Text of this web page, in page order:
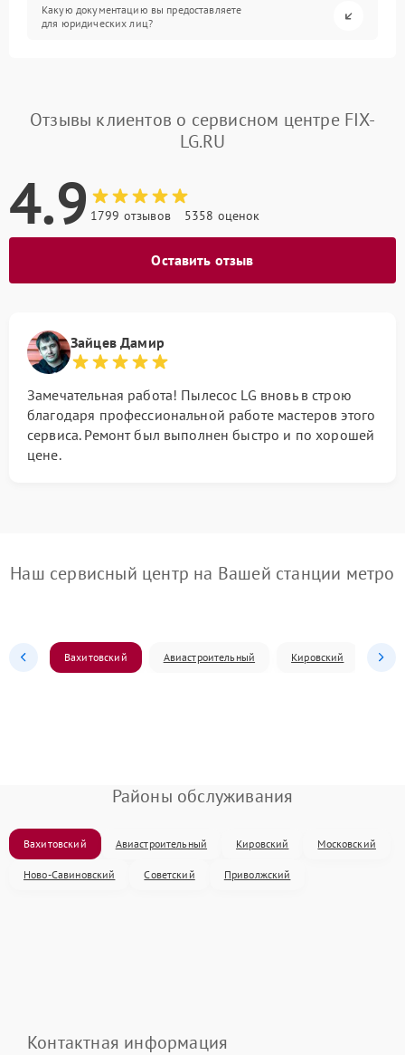
Какую документацию вы предоставляете
для юридических лиц?
Отзывы клиентов о сервисном центре FIX-
LG.RU
4.9 1799 отзывов 5358 оценок
Оставить отзыв
Зайцев Дамир
Замечательная работа! Пылесос LG вновь в строю
благодаря профессиональной работе мастеров этого
сервиса. Ремонт был выполнен быстро и по хорошей
цене.
Наш сервисный центр на Вашей станции метро
Вахитовский Авиастроительный Кировский
Районы обслуживания
Вахитовский Авиастроительный Кировский Московский
Ново-Савиновский Советский Приволжский
Контактная информация